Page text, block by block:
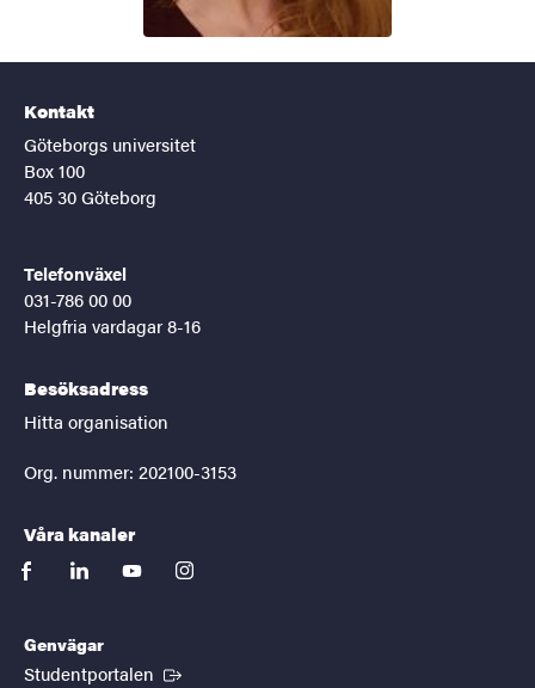
Kontakt
Göteborgs universitet
Box 100
405 30 Göteborg
Telefonväxel
031-786 00 00
Helgfria vardagar 8-16
Besöksadress
Hitta organisation
Org. nummer: 202100-3153
Våra kanaler
facebooklinkedinyoutubeinstagram
Genvägar
Studentportalen (Extern länk)